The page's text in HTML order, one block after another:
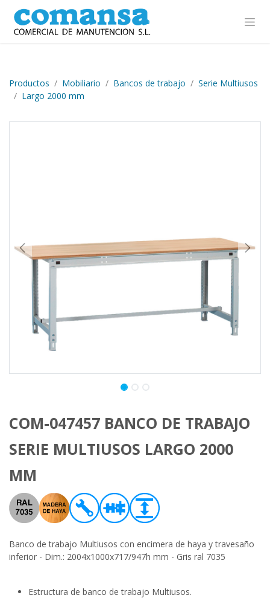
Ir al contenido
Productos Mobiliario Bancos de trabajo
Serie Multiusos
Largo 2000 mm
COM-047457 BANCO DE TRABAJO
SERIE MULTIUSOS LARGO 2000
MM
Banco de trabajo Multiusos con encimera de haya y travesaño
inferior - Dim.: 2004x1000x717/947h mm - Gris ral 7035
Estructura de banco de trabajo Multiusos.